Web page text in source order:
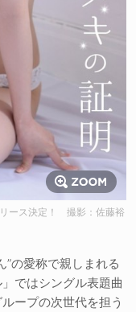
ース決定！ 撮影：佐藤裕
の愛称で親しまれる
ではシングル表題曲
ープの次世代を担う